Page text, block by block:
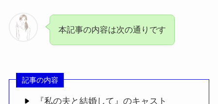
本記事の内容は次の通りです
記事の内容
『私の夫と結婚して』のキャスト